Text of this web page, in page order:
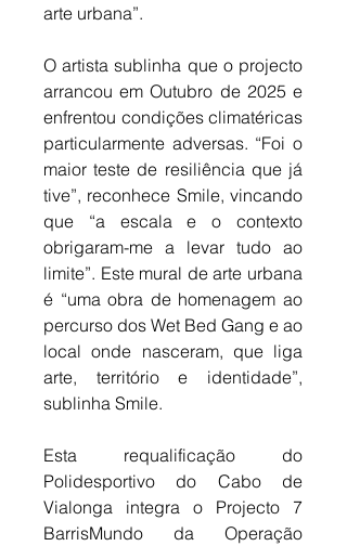
arte urbana”.
O artista sublinha que o projecto
arrancou em Outubro de 2025 e
enfrentou condições climatéricas
particularmente adversas. “Foi o
maior teste de resiliência que já
tive”, reconhece Smile, vincando
que “a escala e o contexto
obrigaram-me a levar tudo ao
limite”. Este mural de arte urbana
é “uma obra de homenagem ao
percurso dos Wet Bed Gang e ao
local onde nasceram, que liga
arte, território e identidade”,
sublinha Smile.
Esta requalificação do
Polidesportivo do Cabo de
Vialonga integra o Projecto 7
BarrisMundo da Operação